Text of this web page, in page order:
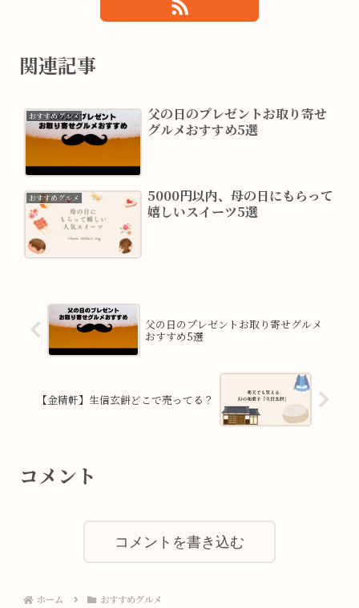
関連記事
おすすめグルメ
父の日のプレゼントお取り寄せ
グルメおすすめ5選
おすすめグルメ
5000円以内、母の日にもらって
嬉しいスイーツ5選
父の日のプレゼントお取り寄せグルメ
おすすめ5選
【金精軒】生信玄餅どこで売ってる？
コメント
コメントを書き込む
ホーム おすすめグルメ